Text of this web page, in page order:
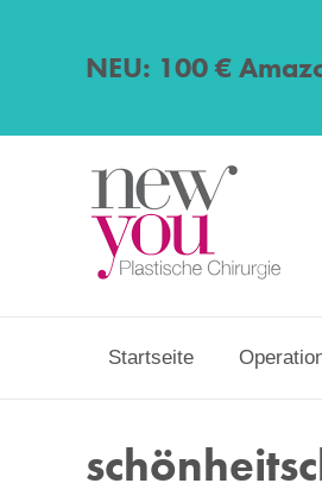
NEU: 100 €
Startseite